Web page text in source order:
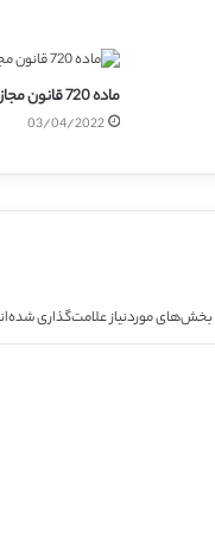
ماده 720 قانون مجازات اسلامی
03/04/2022
بخش‌های موردنیاز علامت‌گذاری